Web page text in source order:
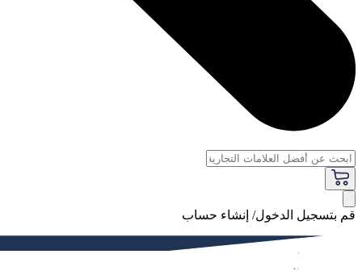
قم بتسجيل الدخول/ إنشاء حساب
فاخر
النساء
الرجال